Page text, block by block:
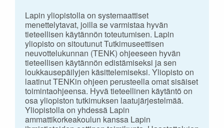
Lapin yliopistolla on systemaattiset
menettelytavat, joilla se varmistaa hyvän
tieteellisen käytännön toteutumisen. Lapin
yliopisto on sitoutunut Tutkimuseettisen
neuvottelukunnan (TENK) ohjeeseen hyvän
tieteellisen käytännön edistämiseksi ja sen
loukkausepäilyjen käsittelemiseksi. Yliopisto on
laatinut TENKin ohjeen perusteella omat sisäiset
toimintaohjeensa. Hyvä tieteellinen käytäntö on
osa yliopiston tutkimuksen laatujärjestelmää.
Yliopistolla on yhdessä Lapin
ammattikorkeakoulun kanssa Lapin